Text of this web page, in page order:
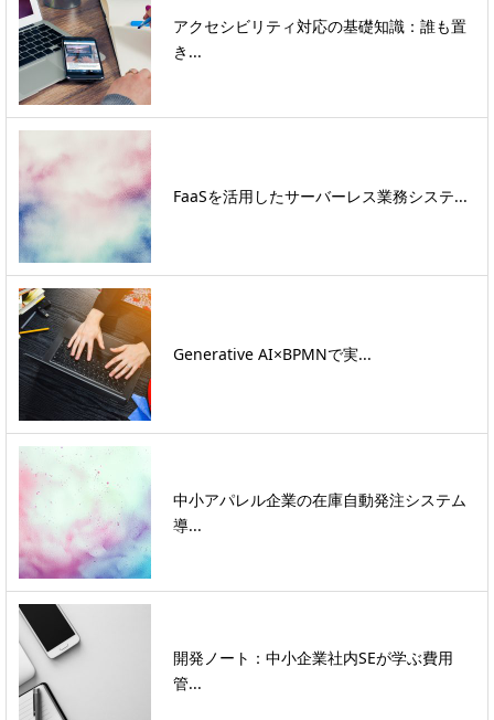
アクセシビリティ対応の基礎知識：誰も置
き...
FaaSを活用したサーバーレス業務システ...
Generative AI×BPMNで実...
中小アパレル企業の在庫自動発注システム
導...
開発ノート：中小企業社内SEが学ぶ費用
管...